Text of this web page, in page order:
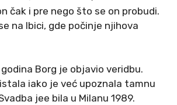
čak i pre nego što se on probudi.
na Ibici, gde počinje njihova
Borg je objavio veridbu.
iako je već upoznala tamnu
jee bila u Milanu 1989.